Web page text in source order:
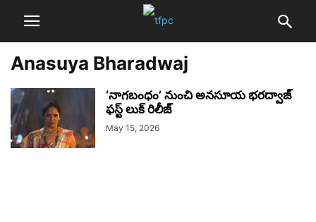
Anasuya Bharadwaj
‘నాగబంధం’ నుంచి అనసూయ భరద్వాజ్
ఫస్ట్ లుక్ రిలీజ్
May 15, 2026